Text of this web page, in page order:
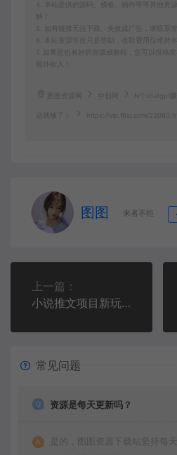
4. 本站提供的源码、模板、插件等等其他资
5. 如有链接无法下载、失效或广告，请联系管
6. 本站资源售价只是赞助，收取费用仅维持
7. 如果您也有好的资源或教程，您可以投稿
额外收入！
图图资源网 中创网 N个chatgpt
这就够了！ https://vip.f6sj.com/
图图 来者不拒
上一篇：
小说推文项目新玩法思路，0成本副业轻松月入5000+，无私分享给你！
常见问题
资源是每天更新吗？
是的，图图资源下载站坚持每